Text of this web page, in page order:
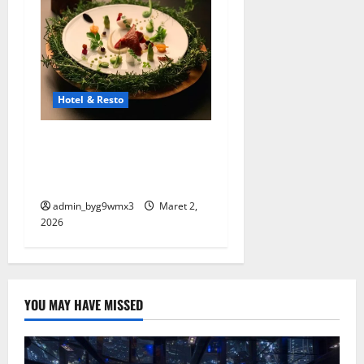
Hotel & Resto
admin_byg9wmx3
Maret 2,
2026
YOU MAY HAVE MISSED